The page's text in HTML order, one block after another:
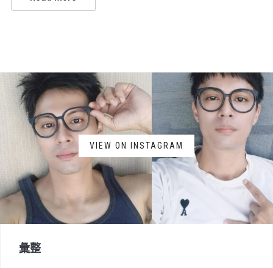
VIEW ON INSTAGRAM
彙整